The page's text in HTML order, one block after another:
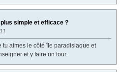
simple et efficace ?
tu aimes le côté île paradisiaque et
et y faire un tour.